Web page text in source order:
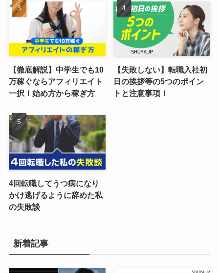
【徹底解説】中学生でも10
万稼ぐならアフィリエイト
一択！始め方から稼ぎ方
【失敗しない】転職入社初
日の挨拶等の5つのポイン
トと注意事項！
4回転職してうつ病になり
かけ逃げるように辞めた私
の失敗談
新着記事